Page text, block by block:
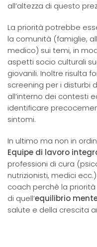
all’altezza di questo
La priorità potrebbe
la comunità (famiglie,
medico) sui temi, in
aspetti socio culturali
giovanili. Inoltre risulta
screening per i disturbi
all’interno dei contesti
identificare
sintomi.
In ultimo ma non in
Equipe di lavoro
professioni di cura
nutrizionisti, medici
coach perchè la
di quell’equilibrio
salute e della crescita